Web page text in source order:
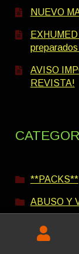
NUEVO
AVISO
REVISTA!
**PACKS**
ABUSO Y
ACCIÓN -
Buscar